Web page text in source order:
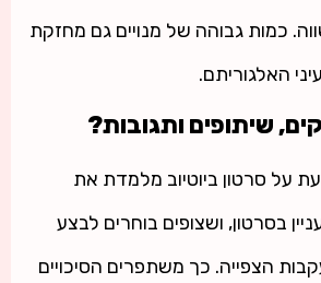
כמות גבוהה של מנויים גם מחזקת
האלגוריתם.
שיתופים ותגובות?
על סרטון ביוטיוב מלמדת את
בסרטון, ושצופים בוחרים לבצע
הצפייה. כך משתפרים הסיכויים